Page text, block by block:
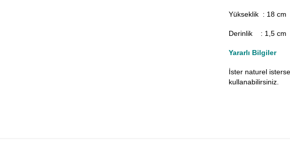
Yükseklik : 18 cm
Derinlik : 1,5 cm
Yararlı Bilgiler
İster naturel
kullanabilirsiniz.